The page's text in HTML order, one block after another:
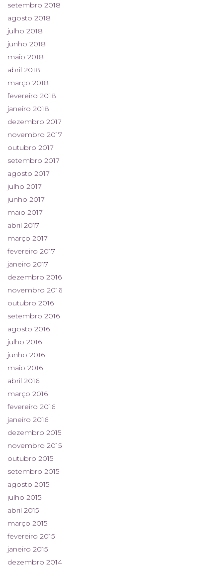
setembro 2018
agosto 2018
julho 2018
junho 2018
maio 2018
abril 2018
março 2018
fevereiro 2018
janeiro 2018
dezembro 2017
novembro 2017
outubro 2017
setembro 2017
agosto 2017
julho 2017
junho 2017
maio 2017
abril 2017
março 2017
fevereiro 2017
janeiro 2017
dezembro 2016
novembro 2016
outubro 2016
setembro 2016
agosto 2016
julho 2016
junho 2016
maio 2016
abril 2016
março 2016
fevereiro 2016
janeiro 2016
dezembro 2015
novembro 2015
outubro 2015
setembro 2015
agosto 2015
julho 2015
abril 2015
março 2015
fevereiro 2015
janeiro 2015
dezembro 2014